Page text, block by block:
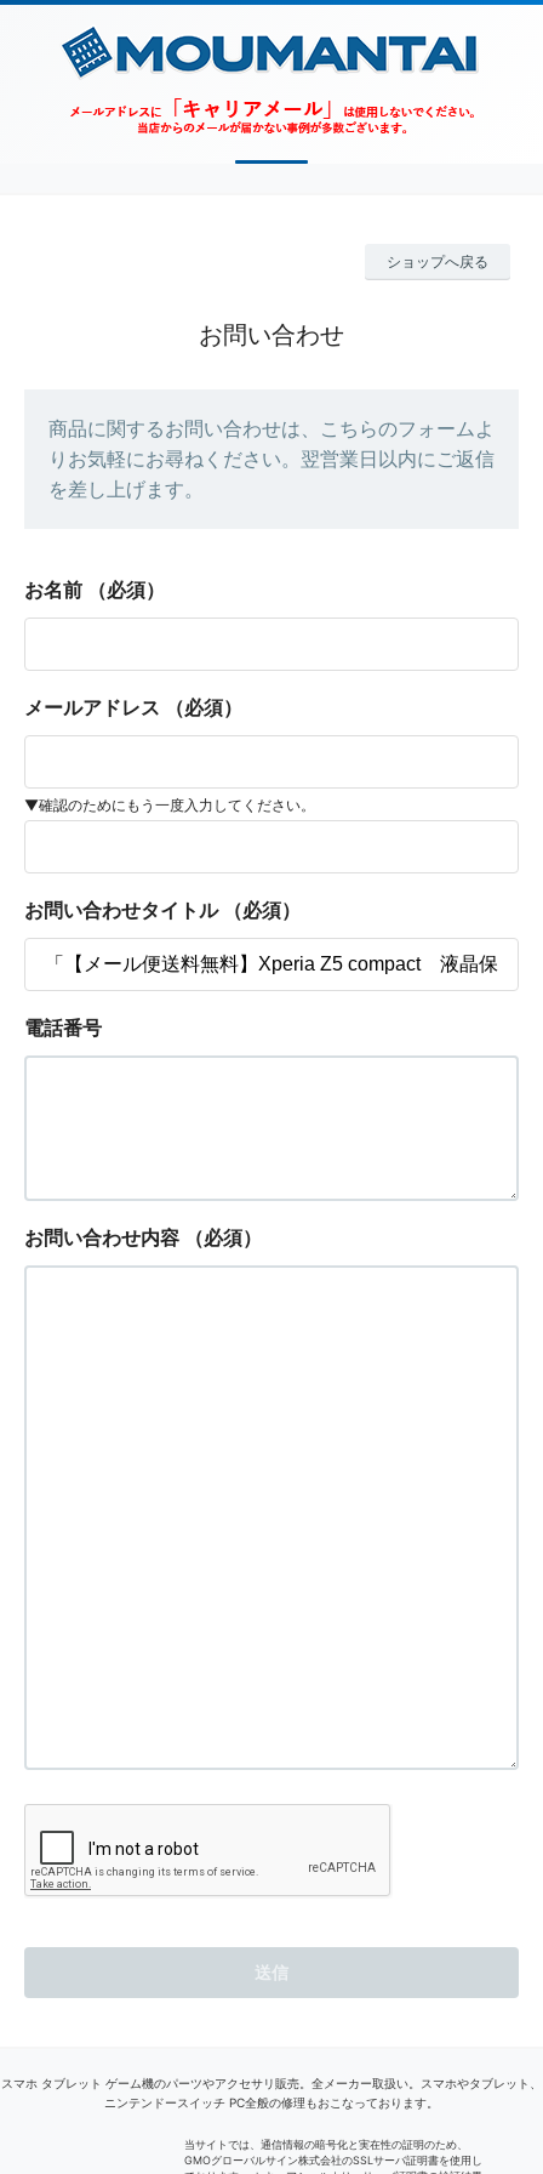
ショップへ戻る
お問い合わせ
商品に関するお問い合わせは、こちらのフォームよ
りお気軽にお尋ねください。翌営業日以内にご返信
を差し上げます。
お名前 （必須）
メールアドレス （必須）
▼確認のためにもう一度入力してください。
お問い合わせタイトル （必須）
電話番号
お問い合わせ内容 （必須）
スマホ タブレット ゲーム機のパーツやアクセサリ販売。全メーカー取扱い。スマホやタブレット、
ニンテンドースイッチ PC全般の修理もおこなっております。
当サイトでは、通信情報の暗号化と実在性の証明のため、
GMOグローバルサイン株式会社のSSLサーバ証明書を使用し